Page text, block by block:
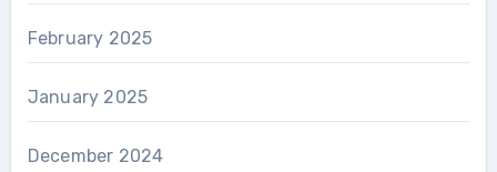
February 2025
January 2025
December 2024